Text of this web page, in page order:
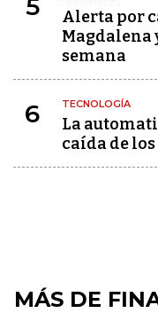
5
Alerta por
Magdalena
semana
6 TECNOLOGÍA
La
caída de
MÁS DE